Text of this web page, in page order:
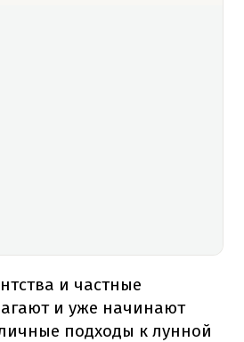
и частные
и уже начинают
подходы к лунной